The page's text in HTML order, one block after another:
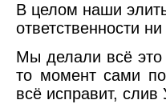
В целом наши
ответственности
Мы делали всё это
то момент сами
всё исправит, слив